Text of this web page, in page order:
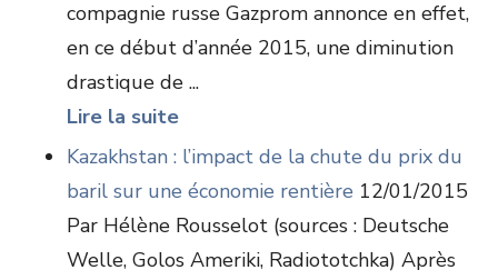
compagnie russe Gazprom annonce en effet,
en ce début d’année 2015, une diminution
drastique de ...
Lire la suite
Kazakhstan : l’impact de la chute du prix du
baril sur une économie rentière 12/01/2015
Par Hélène Rousselot (sources : Deutsche
Welle, Golos Ameriki, Radiototchka) Après